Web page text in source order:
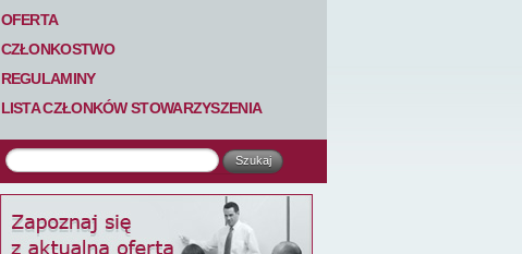
OFERTA
CZŁONKOSTWO
REGULAMINY
LISTA CZŁONKÓW STOWARZYSZENIA